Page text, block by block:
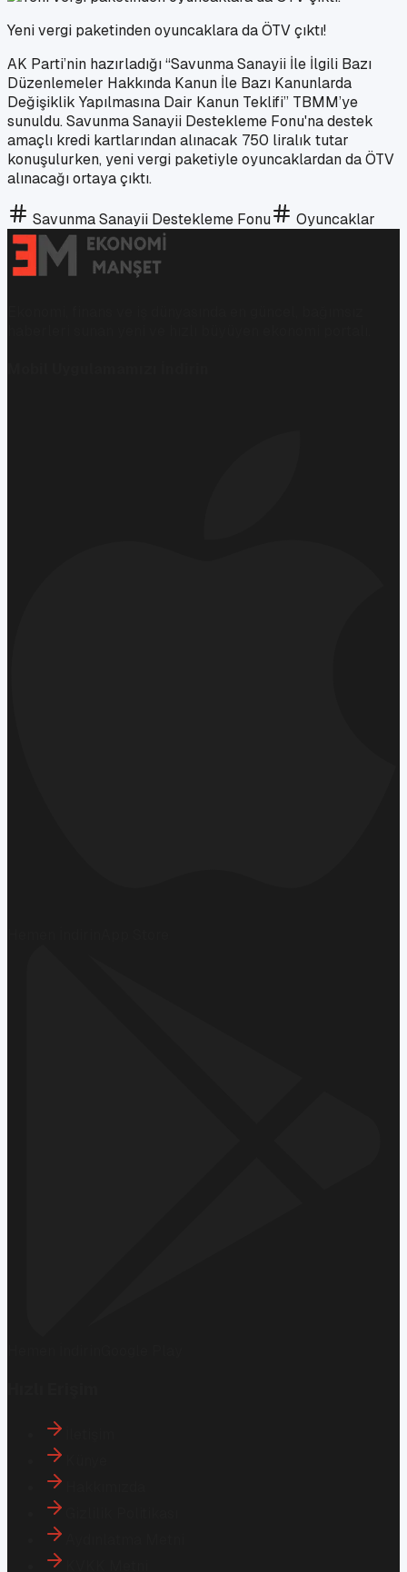
Yeni vergi paketinden oyuncaklara da ÖTV çıktı!
AK Parti’nin hazırladığı “Savunma Sanayii İle İlgili Bazı
Düzenlemeler Hakkında Kanun İle Bazı Kanunlarda
Değişiklik Yapılmasına Dair Kanun Teklifi” TBMM’ye
sunuldu. Savunma Sanayii Destekleme Fonu'na destek
amaçlı kredi kartlarından alınacak 750 liralık tutar
konuşulurken, yeni vergi paketiyle oyuncaklardan da ÖTV
alınacağı ortaya çıktı.
Savunma Sanayii Destekleme Fonu Oyuncaklar